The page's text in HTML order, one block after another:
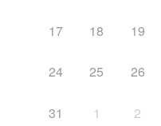
17 18 19
24 25 26
31 1 2